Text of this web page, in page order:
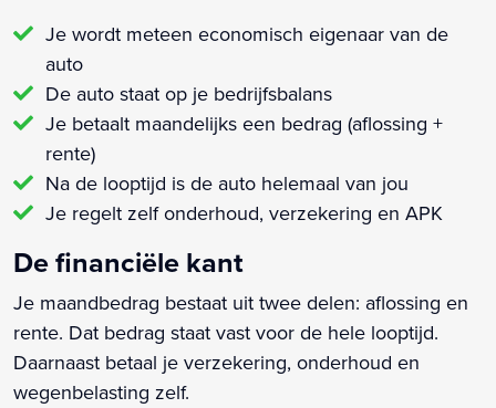
Je wordt meteen economisch eigenaar van de
auto
De auto staat op je bedrijfsbalans
Je betaalt maandelijks een bedrag (aflossing +
rente)
Na de looptijd is de auto helemaal van jou
Je regelt zelf onderhoud, verzekering en APK
De financiële kant
Je maandbedrag bestaat uit twee delen: aflossing en
rente. Dat bedrag staat vast voor de hele looptijd.
Daarnaast betaal je verzekering, onderhoud en
wegenbelasting zelf.